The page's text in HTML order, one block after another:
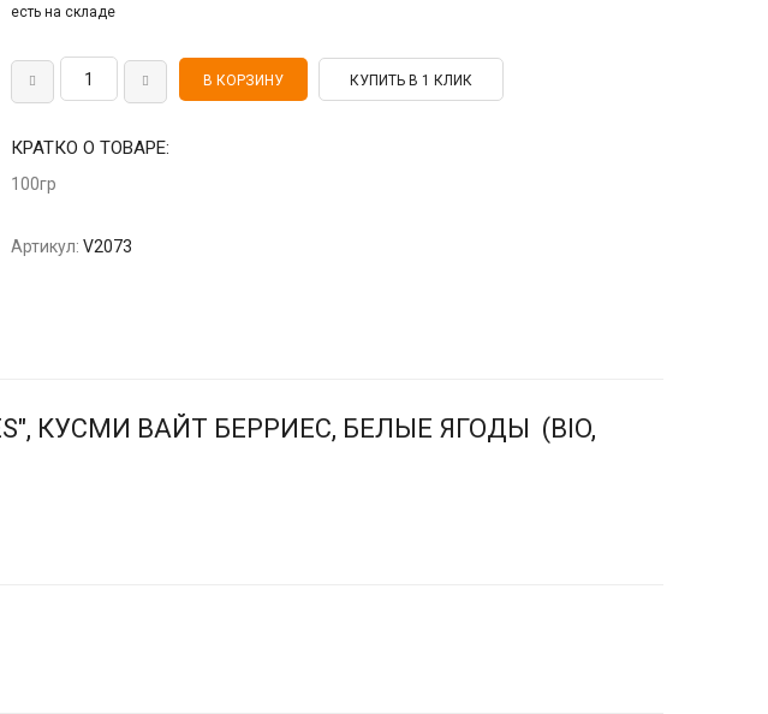
есть на складе
КУПИТЬ В 1 КЛИК
КРАТКО О ТОВАРЕ:
100гр
Артикул: V2073
КУСМИ ВАЙТ БЕРРИЕС, БЕЛЫЕ ЯГОДЫ (BIO,